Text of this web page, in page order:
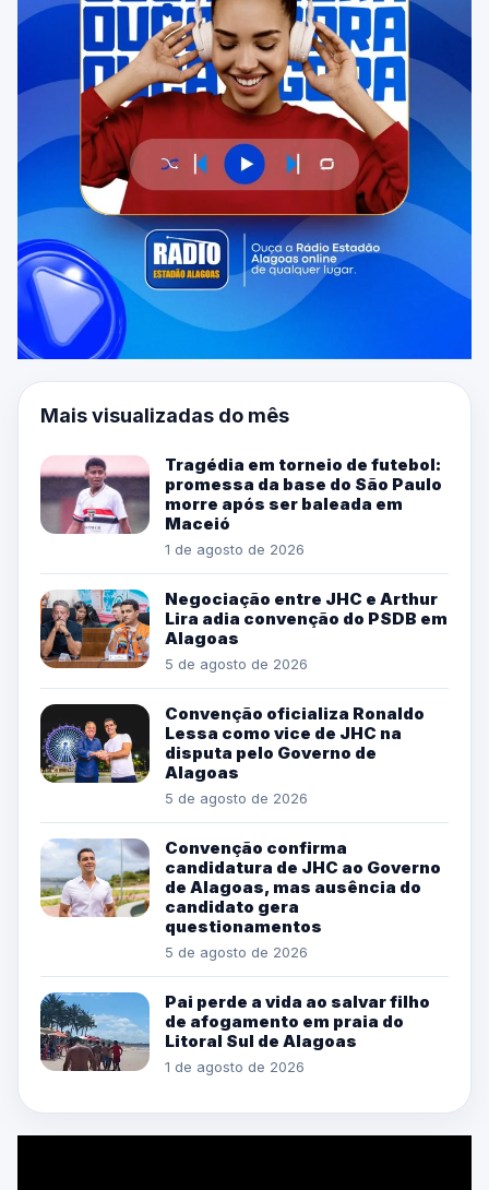
Mais visualizadas do mês
Tragédia em torneio de futebol:
promessa da base do São Paulo
morre após ser baleada em
Maceió
1 de agosto de 2026
Negociação entre JHC e Arthur
Lira adia convenção do PSDB em
Alagoas
5 de agosto de 2026
Convenção oficializa Ronaldo
Lessa como vice de JHC na
disputa pelo Governo de
Alagoas
5 de agosto de 2026
Convenção confirma
candidatura de JHC ao Governo
de Alagoas, mas ausência do
candidato gera
questionamentos
5 de agosto de 2026
Pai perde a vida ao salvar filho
de afogamento em praia do
Litoral Sul de Alagoas
1 de agosto de 2026